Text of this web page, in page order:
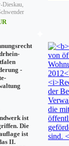
Dieskau,
-
ist
Die
ist
II.